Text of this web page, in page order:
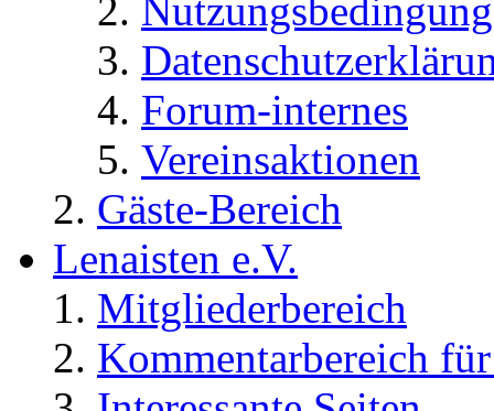
Forum-internes
Vereinsaktionen
Gäste-Bereich
Lenaisten e.V.
Mitgliederbereich
Kommentarbereich